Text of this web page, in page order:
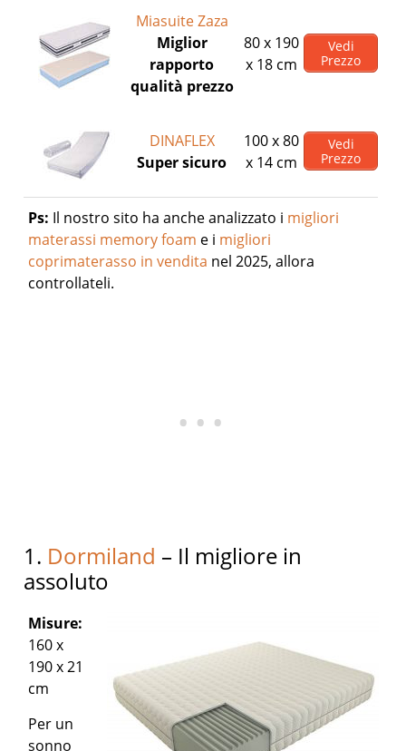
Miasuite Zaza
Miglior
rapporto
qualità prezzo
80 x 190
x 18 cm
Vedi
Prezzo
DINAFLEX
Super sicuro
100 x 80
x 14 cm
Vedi
Prezzo
Ps: Il nostro sito ha anche analizzato i migliori
materassi memory foam e i migliori
coprimaterasso in vendita nel 2025, allora
controllateli.
1. Dormiland – Il migliore in
assoluto
Misure:
160 x
190 x 21
cm
Per un
sonno